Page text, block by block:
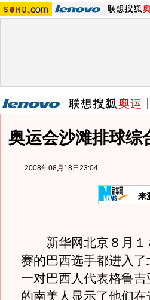
奥运会沙滩排球综
2008年08月18日23:04
来
新华网北京８月１
赛的巴西选手都进入
一对巴西人代表格鲁
的南美人显示了他们